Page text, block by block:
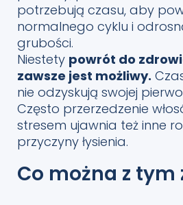
potrzebują czasu, aby
normalnego cyklu i
grubości.
Niestety powrót do
zawsze jest możliwy.
nie odzyskują swojej
Często przerzedzenie
stresem ujawnia też inne
przyczyny łysienia.
Co można z tym